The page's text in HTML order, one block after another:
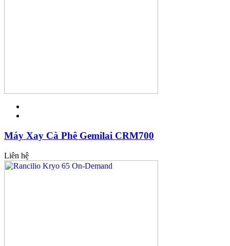
Máy Xay Cà Phê Gemilai CRM700
Liên hệ